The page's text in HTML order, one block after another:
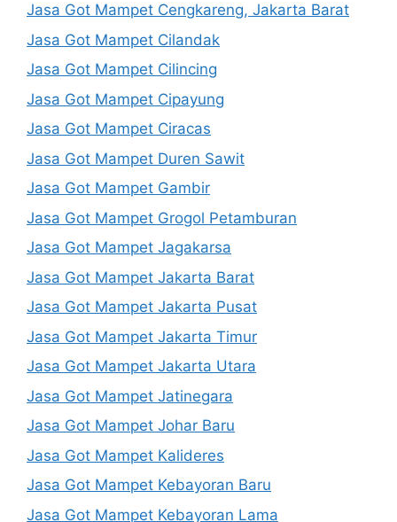
Jasa Got Mampet Cengkareng, Jakarta Barat
Jasa Got Mampet Cilandak
Jasa Got Mampet Cilincing
Jasa Got Mampet Cipayung
Jasa Got Mampet Ciracas
Jasa Got Mampet Duren Sawit
Jasa Got Mampet Gambir
Jasa Got Mampet Grogol Petamburan
Jasa Got Mampet Jagakarsa
Jasa Got Mampet Jakarta Barat
Jasa Got Mampet Jakarta Pusat
Jasa Got Mampet Jakarta Timur
Jasa Got Mampet Jakarta Utara
Jasa Got Mampet Jatinegara
Jasa Got Mampet Johar Baru
Jasa Got Mampet Kalideres
Jasa Got Mampet Kebayoran Baru
Jasa Got Mampet Kebayoran Lama